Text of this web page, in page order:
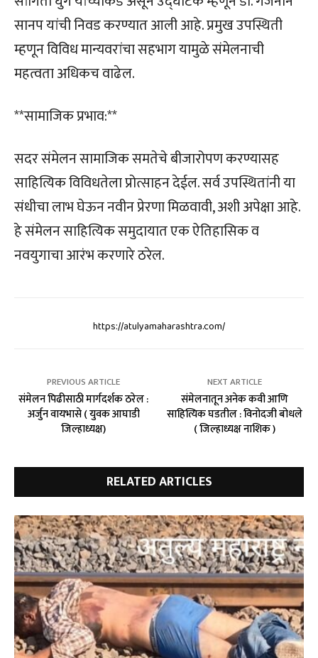
सानप यांची निवड करण्यात आली आहे. प्रमुख उपस्थिती
म्हणून विविध मान्यवरांचा सहभाग यामुळे संमेलनाची
महत्वता अधिकच वाढेल.
**सामाजिक प्रभाव:**
सदर संमेलन सामाजिक समतेचे बीजारोपण करण्यासह
साहित्यिक विविधतेला प्रोत्साहन देईल. सर्व उपस्थितांनी या
संधीचा लाभ घेऊन नवीन प्रेरणा मिळवावी, अशी अपेक्षा आहे.
हे संमेलन साहित्यिक समुदायात एक ऐतिहासिक व
नवयुगाचा आरंभ करणारे ठरेल.
https://atulyamaharashtra.com/
PREVIOUS ARTICLE
संमेलन पिढीसाठी मार्गदर्शक ठरेल :
अर्जुन वायभासे ( युवक आघाडी
जिल्हाध्यक्ष)
NEXT ARTICLE
संमेलनातून अनेक कवी आणि
साहित्यिक घडतील : विनोदजी बोधले
( जिल्हाध्यक्ष नाशिक )
RELATED ARTICLES